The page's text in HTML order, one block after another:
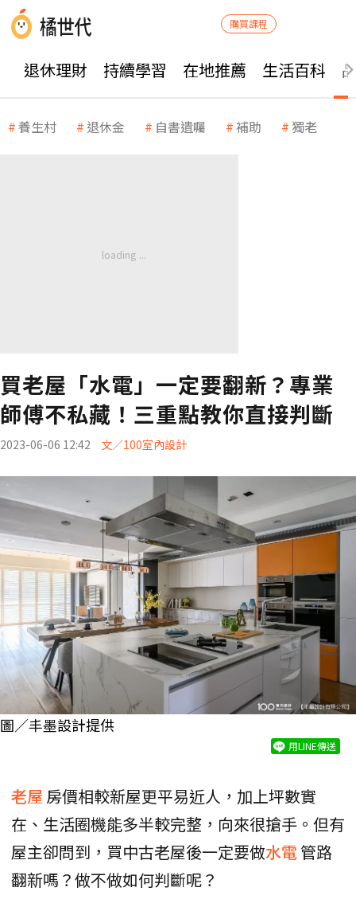
購買課程
退休理財 持續學習 在地推薦 生活百科
養生村 退休金 自書遺囑 補助 獨老
買老屋「水電」一定要翻新？專業
師傅不私藏！三重點教你直接判斷
2023-06-06 12:42 文／100室內設計
圖／丰墨設計提供
用LINE傳送
老屋 房價相較新屋更平易近人，加上坪數實
在、生活圈機能多半較完整，向來很搶手。但有
屋主卻問到，買中古老屋後一定要做水電管路
翻新嗎？做不做如何判斷呢？